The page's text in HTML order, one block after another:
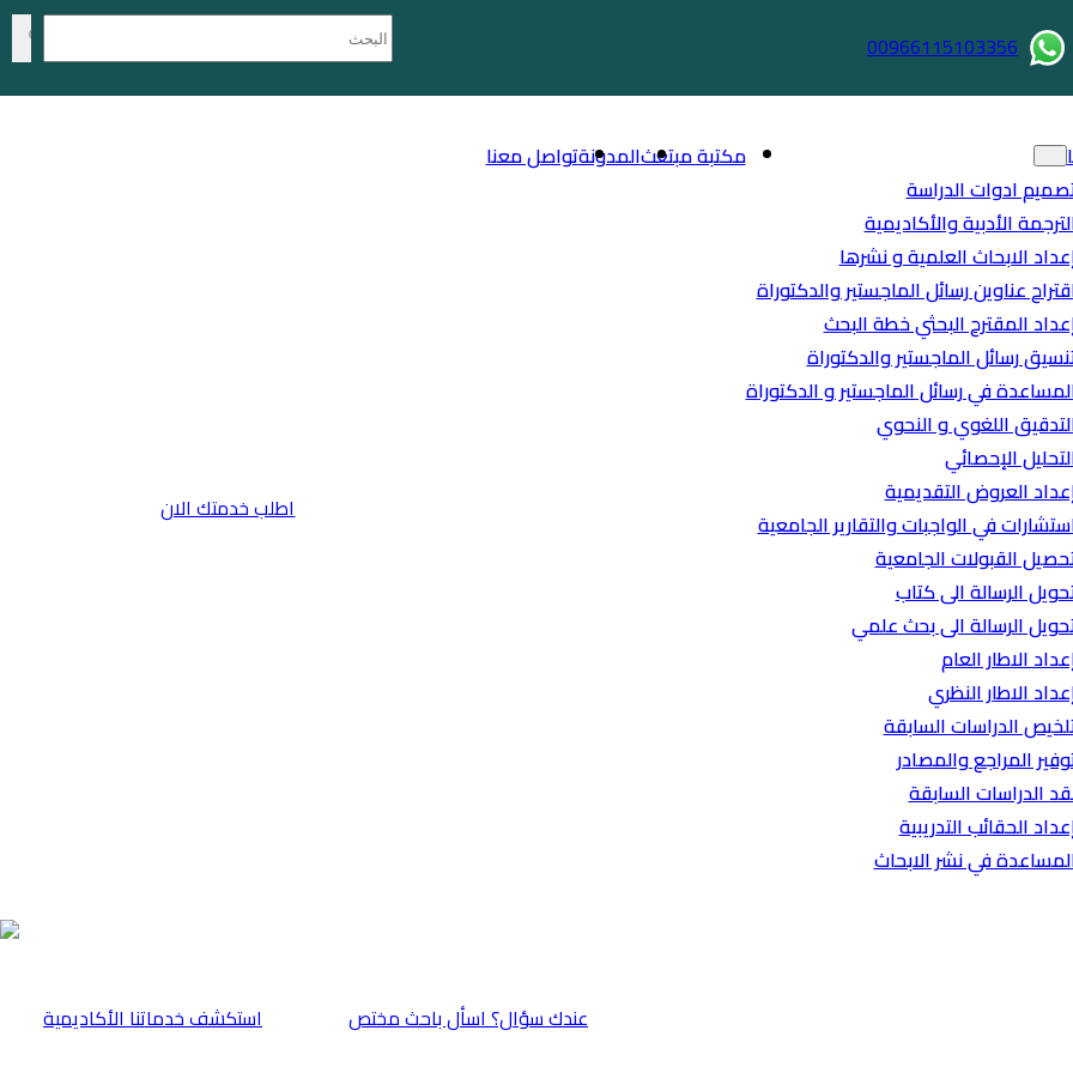
00966115103356
ادوات الدراسة
الأدبية والأكاديمية
الابحاث العلمية و نشرها
عناوين رسائل الماجستير والدكتوراة
المقترح البحثي خطة البحث
رسائل الماجستير والدكتوراة
في رسائل الماجستير و الدكتوراة
اللغوي و النحوي
الإحصائي
العروض التقديمية
في الواجبات والتقارير الجامعية
القبولات الجامعية
الرسالة الى كتاب
الرسالة الى بحث علمي
الاطار العام
الاطار النظري
الدراسات السابقة
المراجع والمصادر
الدراسات السابقة
الحقائب التدريبية
في نشر الابحاث
مكتبة مبتعثالمدونةتواصل معنا
اطلب خدمتك الان
⁠استكشف خدماتنا الأكاديمية عندك سؤال؟ اسأل باحث مختص